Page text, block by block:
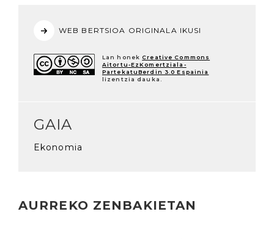
WEB BERTSIOA ORIGINALA IKUSI
Lan honek Creative Commons
Aitortu-EzKomertziala-
PartekatuBerdin 3.0 Espainia
lizentzia dauka.
GAIA
Ekonomia
AURREKO ZENBAKIETAN